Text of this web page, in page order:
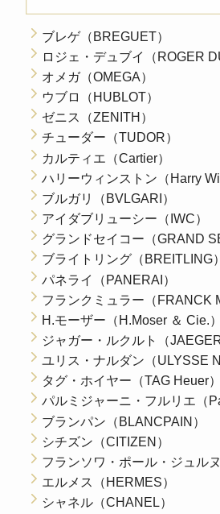
ブレゲ（BREGUET）
ロジェ・デュブイ（ROGER
オメガ（OMEGA）
ウブロ（HUBLOT）
ゼニス（ZENITH）
チューダー（TUDOR）
カルティエ（Cartier）
ハリーウィンストン（Harry
ブルガリ（BVLGARI）
アイダブリューシー（IWC）
グランドセイコー（GRAND
ブライトリング（BREITLING）
パネライ（PANERAI）
フランクミュラー（FRANCK
H.モーザー（H.Moser ＆ Cie.）
ジャガー・ルクルト（
ユリス・ナルダン（ULYSSE
タグ・ホイヤー（TAG Heuer）
パルミジャーニ・フルリエ（
ブランパン（BLANCPAIN）
シチズン（CITIZEN）
フランソワ・ポール・ジュル
エルメス（HERMES）
シャネル（CHANEL）